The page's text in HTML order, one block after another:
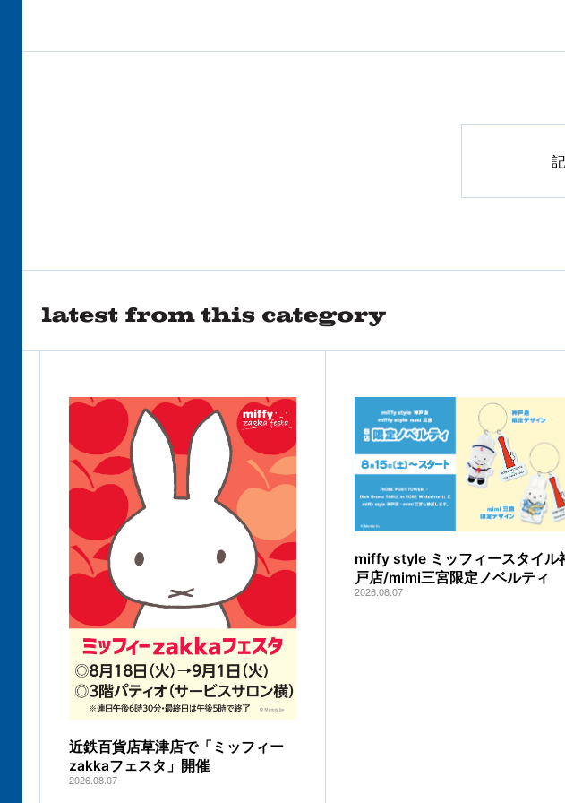
近鉄百貨店草津店で「ミッフィー
zakkaフェスタ」開催
2026.08.07
miffy style ミッフィースタイル
戸店/mimi三宮限定ノベルティ
2026.08.07